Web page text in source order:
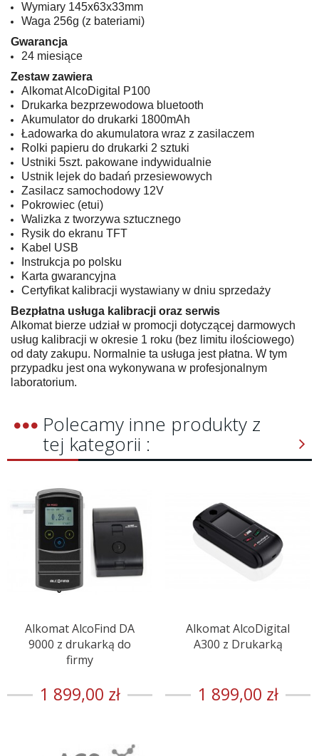
Wymiary 145x63x33mm
Waga 256g (z bateriami)
Gwarancja
24 miesiące
Zestaw zawiera
Alkomat AlcoDigital P100
Drukarka bezprzewodowa bluetooth
Akumulator do drukarki 1800mAh
Ładowarka do akumulatora wraz z zasilaczem
Rolki papieru do drukarki 2 sztuki
Ustniki 5szt. pakowane indywidualnie
Ustnik lejek do badań przesiewowych
Zasilacz samochodowy 12V
Pokrowiec (etui)
Walizka z tworzywa sztucznego
Rysik do ekranu TFT
Kabel USB
Instrukcja po polsku
Karta gwarancyjna
Certyfikat kalibracji wystawiany w dniu sprzedaży
Bezpłatna usługa kalibracji oraz serwis
Alkomat bierze udział w promocji dotyczącej darmowych
usług kalibracji w okresie 1 roku (bez limitu ilościowego)
od daty zakupu. Normalnie ta usługa jest płatna. W tym
przypadku jest ona wykonywana w profesjonalnym
laboratorium.
Polecamy inne produkty z
tej kategorii :
Alkomat AlcoFind DA
9000 z drukarką do
firmy
1 899,00 zł
Alkomat AlcoDigital
A300 z Drukarką
1 899,00 zł